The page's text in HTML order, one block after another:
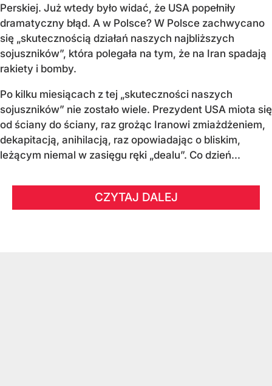
Perskiej. Już wtedy było widać, że USA popełniły
dramatyczny błąd. A w Polsce? W Polsce zachwycano
się „skutecznością działań naszych najbliższych
sojuszników”, która polegała na tym, że na Iran spadają
rakiety i bomby.
Po kilku miesiącach z tej „skuteczności naszych
sojuszników” nie zostało wiele. Prezydent USA miota się
od ściany do ściany, raz grożąc Iranowi zmiażdżeniem,
dekapitacją, anihilacją, raz opowiadając o bliskim,
leżącym niemal w zasięgu ręki „dealu”. Co dzień...
CZYTAJ DALEJ